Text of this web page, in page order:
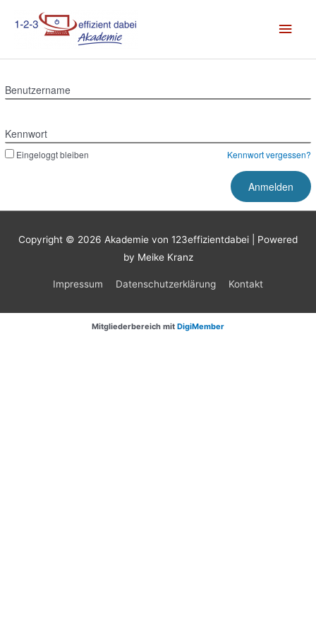
Inhalt
Benutzername
Kennwort
Eingeloggt bleiben Kennwort vergessen?
Copyright © 2026 Akademie von 123effizientdabei | Powered
by Meike Kranz
Impressum Datenschutzerklärung Kontakt
Mitgliederbereich mit DigiMember